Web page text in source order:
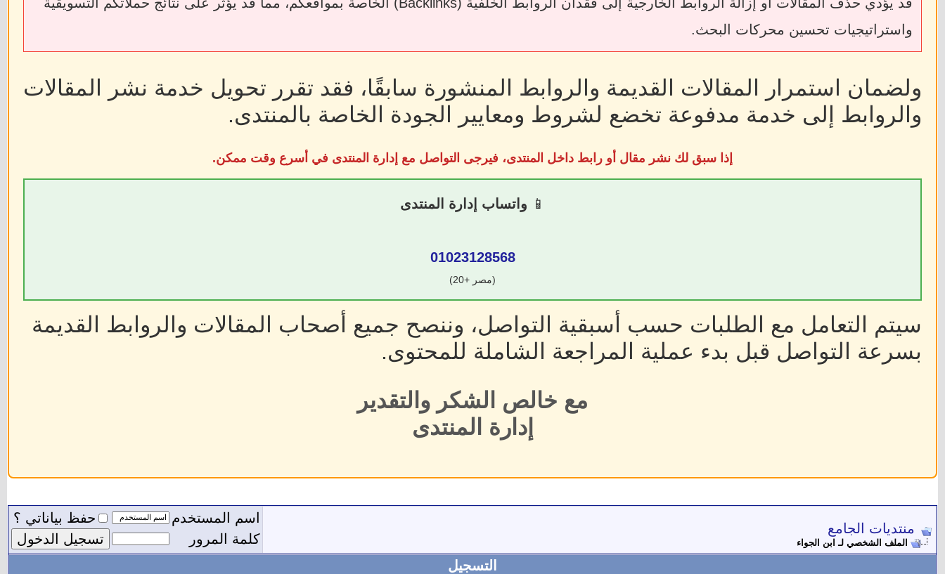
واستراتيجيات تحسين محركات البحث.
ولضمان استمرار المقالات القديمة والروابط المنشورة سابقًا، فقد تقرر تحويل خدمة نشر المقالات
والروابط إلى خدمة مدفوعة تخضع لشروط ومعايير الجودة الخاصة بالمنتدى.
إذا سبق لك نشر مقال أو رابط داخل المنتدى، فيرجى التواصل مع إدارة المنتدى في أسرع وقت ممكن.
📱 واتساب إدارة المنتدى
01023128568
(مصر +20)
سيتم التعامل مع الطلبات حسب أسبقية التواصل، وننصح جميع أصحاب المقالات والروابط القديمة
بسرعة التواصل قبل بدء عملية المراجعة الشاملة للمحتوى.
مع خالص الشكر والتقدير
إدارة المنتدى
منتديات الجامع
الملف الشخصي لـ ابن الجواء
اسم المستخدم
حفظ بياناتي ؟
كلمة المرور
التسجيل